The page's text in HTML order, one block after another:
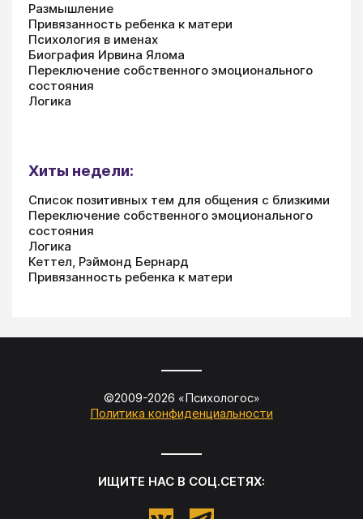
Размышление
Привязанность ребенка к матери
Психология в именах
Биография Ирвина Ялома
Переключение собственного эмоционального
состояния
Логика
Хиты недели:
Список позитивных тем для общения с близкими
Переключение собственного эмоционального
состояния
Логика
Кеттел, Рэймонд Бернард
Привязанность ребенка к матери
©2009-2026 «Психологос»
Политика конфиденциальности
ИЩИТЕ НАС В СОЦ.СЕТЯХ: